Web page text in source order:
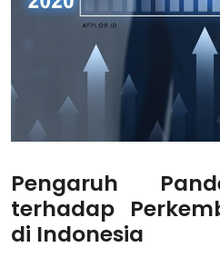
Pengaruh
terhadap
di Indonesia